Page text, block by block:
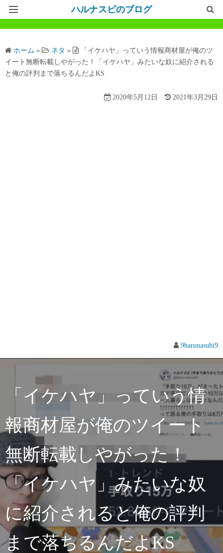
ハルナスビのブログ
記事一覧
ホームページ
ホーム » ネタ »
「イケハヤ」っていう情報商材屋が俺のツ
イート無断転載しやがった！「イケハヤ」みたいな奴に紹介される
と俺の評判まで落ちるんだよKS
2020年5月12日 2021年3月29日
9harunasubi9
「イケハヤ」っていう情
報商材屋が俺のツイート
無断転載しやがった！
「イケハヤ」みたいな奴
に紹介されると俺の評判
まで落ちるんだよKS